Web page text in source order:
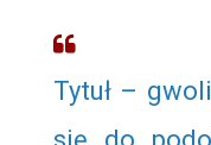
Tytuł –